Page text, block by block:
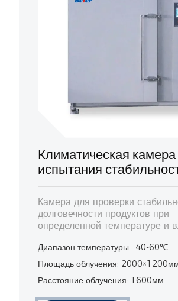
Климатическая
испытания
Камера для проверки
долговечности продуктов при
определенной температуре и
Диапазон температуры : 40-60℃
Площадь облучения:
Расстояние облучения: 1600мм